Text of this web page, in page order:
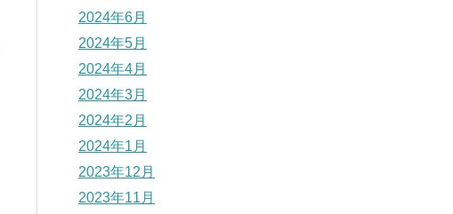
2024年6月
2024年5月
2024年4月
2024年3月
2024年2月
2024年1月
2023年12月
2023年11月